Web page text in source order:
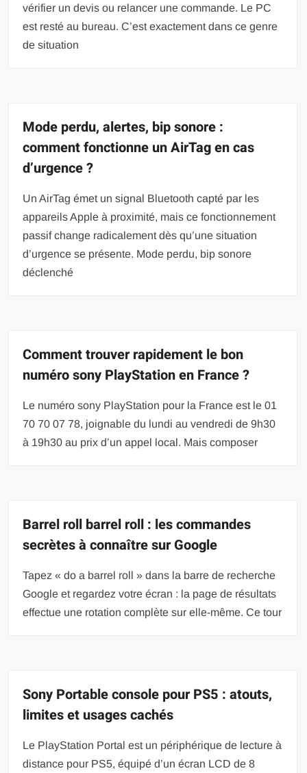
vérifier un devis ou relancer une commande. Le PC
est resté au bureau. C’est exactement dans ce genre
de situation
Mode perdu, alertes, bip sonore :
comment fonctionne un AirTag en cas
d’urgence ?
Un AirTag émet un signal Bluetooth capté par les
appareils Apple à proximité, mais ce fonctionnement
passif change radicalement dès qu’une situation
d’urgence se présente. Mode perdu, bip sonore
déclenché
Comment trouver rapidement le bon
numéro sony PlayStation en France ?
Le numéro sony PlayStation pour la France est le 01
70 70 07 78, joignable du lundi au vendredi de 9h30
à 19h30 au prix d’un appel local. Mais composer
Barrel roll barrel roll : les commandes
secrètes à connaître sur Google
Tapez « do a barrel roll » dans la barre de recherche
Google et regardez votre écran : la page de résultats
effectue une rotation complète sur elle-même. Ce tour
Sony Portable console pour PS5 : atouts,
limites et usages cachés
Le PlayStation Portal est un périphérique de lecture à
distance pour PS5, équipé d’un écran LCD de 8